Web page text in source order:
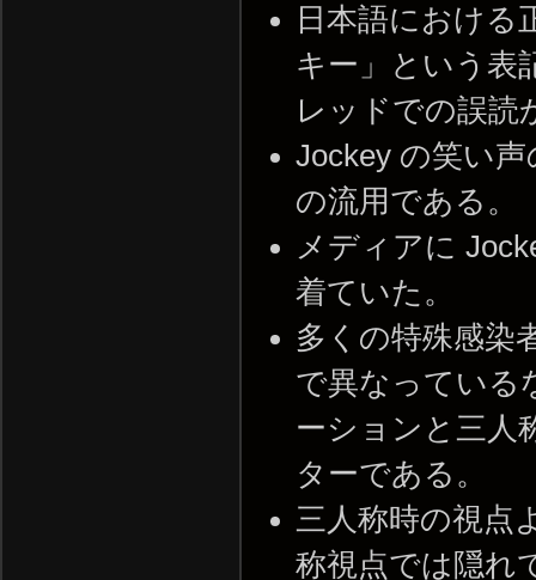
日本語における
キー」という表
レッドでの誤読
Jockey の笑い
の流用である。
メディアに
着ていた。
多くの特殊感染
で異なっている
ーションと三人
ターである。
三人称時の視点
称視点では隠れ